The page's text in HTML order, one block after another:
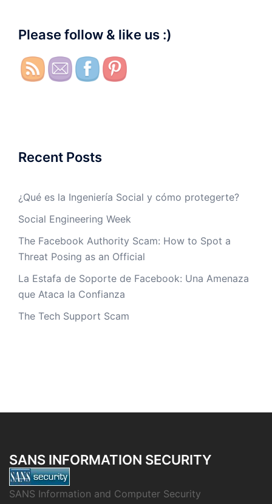
Please follow & like us :)
Recent Posts
¿Qué es la Ingeniería Social y cómo protegerte?
Social Engineering Week
The Facebook Authority Scam: How to Spot a
Threat Posing as an Official
La Estafa de Soporte de Facebook: Una Amenaza
que Ataca la Confianza
The Tech Support Scam
SANS INFORMATION SECURITY
SANS Information and Computer Security